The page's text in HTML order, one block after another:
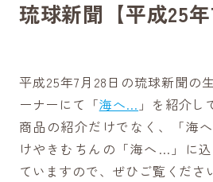
琉球新聞【平成25年
平成25年7月28日の琉球新聞の
ーナーにて「海へ… 」を紹介し
商品の紹介だけでなく、「海
けやきむちんの「海へ…」に
ていますので、ぜひご覧くださ